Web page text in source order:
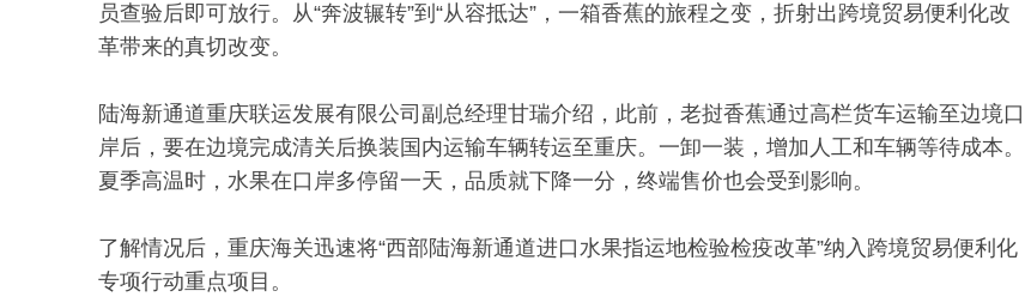
员查验后即可放行。从“奔波辗转”到“从容抵达”，一箱香蕉的旅程之变，折射出跨境贸易便利化改
革带来的真切改变。
陆海新通道重庆联运发展有限公司副总经理甘瑞介绍，此前，老挝香蕉通过高栏货车运输至边境口
岸后，要在边境完成清关后换装国内运输车辆转运至重庆。一卸一装，增加人工和车辆等待成本。
夏季高温时，水果在口岸多停留一天，品质就下降一分，终端售价也会受到影响。
了解情况后，重庆海关迅速将“西部陆海新通道进口水果指运地检验检疫改革”纳入跨境贸易便利化
专项行动重点项目。